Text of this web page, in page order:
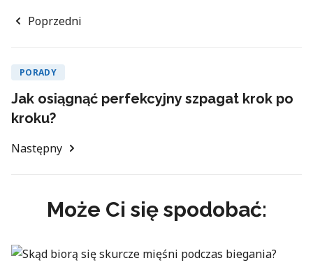
Poprzedni
PORADY
Jak osiągnąć perfekcyjny szpagat krok po
kroku?
Następny
Może Ci się spodobać: